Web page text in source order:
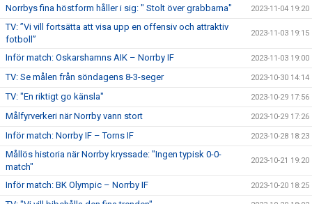
Norrbys fina höstform håller i sig: " Stolt över grabbarna" 2023-11-04 19:20
TV: ”Vi vill fortsätta att visa upp en offensiv och attraktiv
fotboll”
2023-11-03 19:15
Inför match: Oskarshamns AIK – Norrby IF 2023-11-03 19:00
TV: Se målen från söndagens 8-3-seger 2023-10-30 14:14
TV: "En riktigt go känsla" 2023-10-29 17:56
Målfyrverkeri när Norrby vann stort 2023-10-29 17:26
Inför match: Norrby IF – Torns IF 2023-10-28 18:23
Mållös historia när Norrby kryssade: "Ingen typisk 0-0-
match"
2023-10-21 19:20
Inför match: BK Olympic – Norrby IF 2023-10-20 18:25